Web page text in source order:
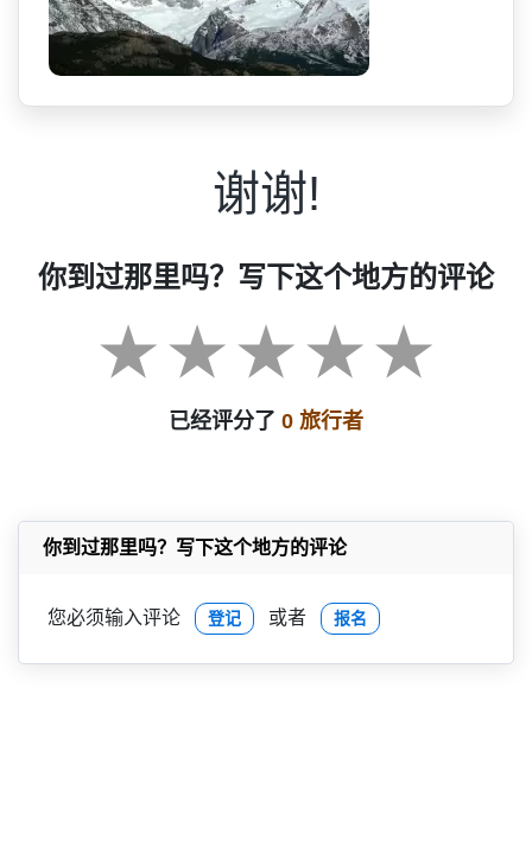
谢谢!
你到过那里吗？写下这个地方的评论
已经评分了 0 旅行者
你到过那里吗？写下这个地方的评论
您必须输入评论 登记 或者 报名